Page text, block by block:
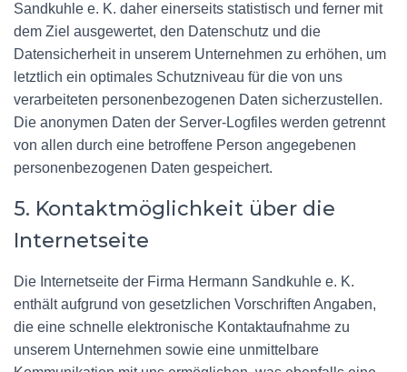
Sandkuhle e. K. daher einerseits statistisch und ferner mit
dem Ziel ausgewertet, den Datenschutz und die
Datensicherheit in unserem Unternehmen zu erhöhen, um
letztlich ein optimales Schutzniveau für die von uns
verarbeiteten personenbezogenen Daten sicherzustellen.
Die anonymen Daten der Server-Logfiles werden getrennt
von allen durch eine betroffene Person angegebenen
personenbezogenen Daten gespeichert.
5. Kontaktmöglichkeit über die
Internetseite
Die Internetseite der Firma Hermann Sandkuhle e. K.
enthält aufgrund von gesetzlichen Vorschriften Angaben,
die eine schnelle elektronische Kontaktaufnahme zu
unserem Unternehmen sowie eine unmittelbare